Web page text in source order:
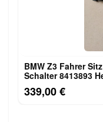
BMW Z3 Fahrer
Schalter 8413893
339,00 €